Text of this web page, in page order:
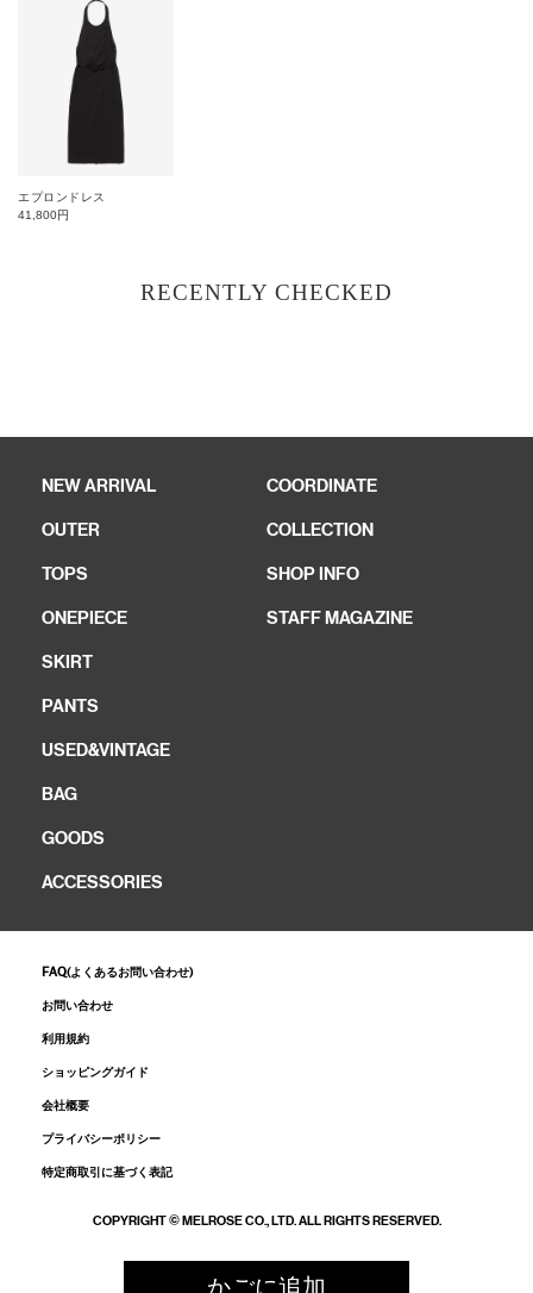
かごに追加
エプロンドレス
41,800円
RECENTLY CHECKED
NEW ARRIVAL
OUTER
TOPS
ONEPIECE
SKIRT
PANTS
USED&VINTAGE
BAG
GOODS
ACCESSORIES
COORDINATE
COLLECTION
SHOP INFO
STAFF MAGAZINE
FAQ(よくあるお問い合わせ)
お問い合わせ
利用規約
ショッピングガイド
会社概要
プライバシーポリシー
特定商取引に基づく表記
COPYRIGHT © MELROSE CO., LTD. ALL RIGHTS RESERVED.